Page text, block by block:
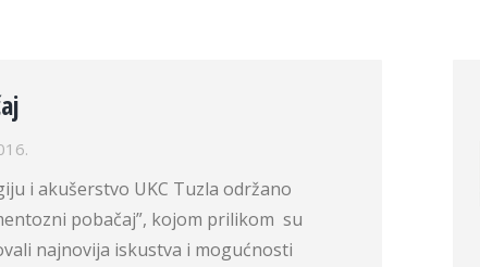
i akušerstvo UKC Tuzla održano
pobačaj”, kojom prilikom su
najnovija iskustva i mogućnosti